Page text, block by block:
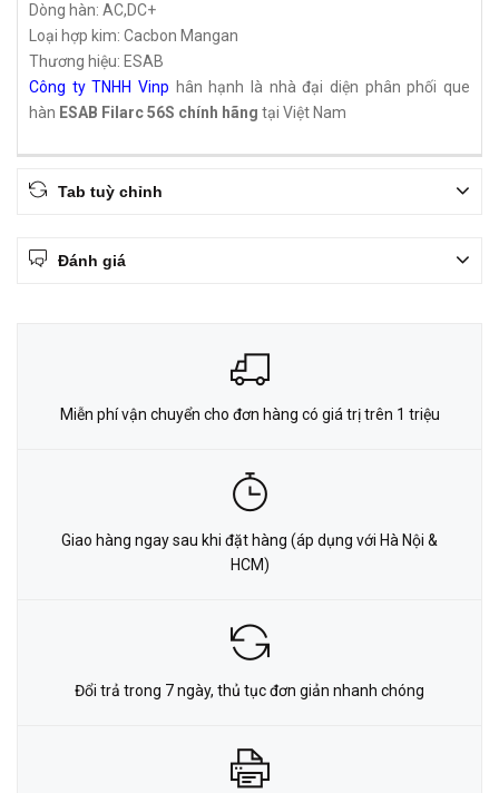
Dòng hàn: AC,DC+
Loại hợp kim: Cacbon Mangan
Thương hiệu: ESAB
Công ty TNHH Vinp hân hạnh là nhà đại diện phân phối que
hàn ESAB Filarc 56S chính hãng tại Việt Nam
Tab tuỳ chỉnh
Đánh giá
Miễn phí vận chuyển cho đơn hàng có giá trị trên 1 triệu
Giao hàng ngay sau khi đặt hàng (áp dụng với Hà Nội &
HCM)
Đổi trả trong 7 ngày, thủ tục đơn giản nhanh chóng